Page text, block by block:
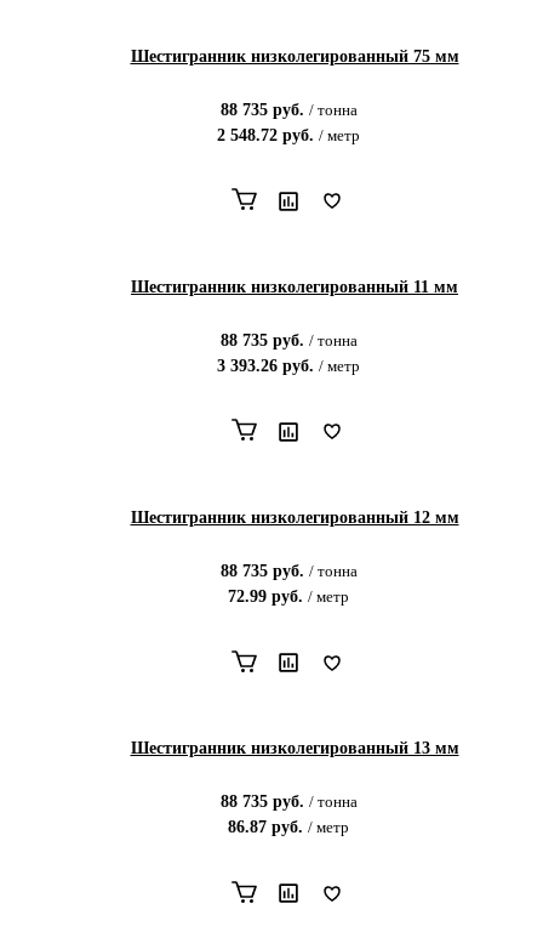
Шестигранник низколегированный 75 мм
88 735руб. / тонна
2 548.72 руб. / метр
Шестигранник низколегированный 11 мм
88 735руб. / тонна
3 393.26 руб. / метр
Шестигранник низколегированный 12 мм
88 735руб. / тонна
72.99 руб. / метр
Шестигранник низколегированный 13 мм
88 735руб. / тонна
86.87 руб. / метр